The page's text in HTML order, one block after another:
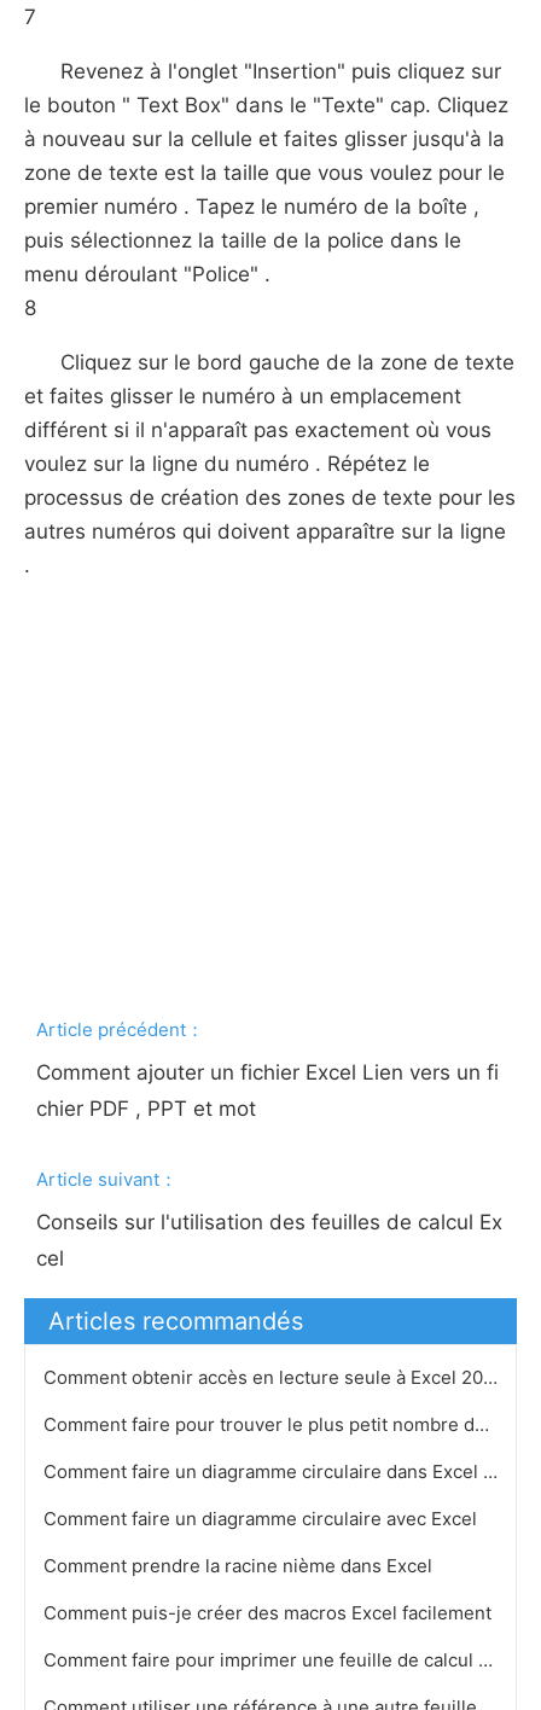
7
Revenez à l'onglet "Insertion" puis cliquez sur
le bouton " Text Box" dans le "Texte" cap. Cliquez
à nouveau sur la cellule et faites glisser jusqu'à la
zone de texte est la taille que vous voulez pour le
premier numéro . Tapez le numéro de la boîte ,
puis sélectionnez la taille de la police dans le
menu déroulant "Police" .
8
Cliquez sur le bord gauche de la zone de texte
et faites glisser le numéro à un emplacement
différent si il n'apparaît pas exactement où vous
voulez sur la ligne du numéro . Répétez le
processus de création des zones de texte pour les
autres numéros qui doivent apparaître sur la ligne
.
Article précédent：
Comment ajouter un fichier Excel Lien vers un fi
chier PDF , PPT et mot
Article suivant：
Conseils sur l'utilisation des feuilles de calcul Ex
cel
Articles recommandés
Comment obtenir accès en lecture seule à Excel 2007
Comment faire pour trouver le plus petit nombre dans un groupe de cellules Excel
Comment faire un diagramme circulaire dans Excel 2003
Comment faire un diagramme circulaire avec Excel
Comment prendre la racine nième dans Excel
Comment puis-je créer des macros Excel facilement
Comment faire pour imprimer une feuille de calcul Excel 2007 Protégé